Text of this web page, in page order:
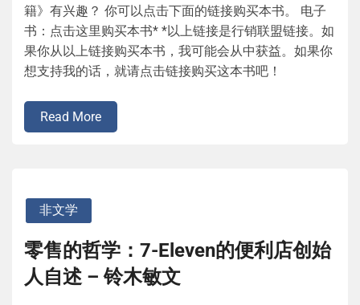
籍》有兴趣？ 你可以点击下面的链接购买本书。 电子
书：点击这里购买本书* *以上链接是行销联盟链接。如
果你从以上链接购买本书，我可能会从中获益。如果你
想支持我的话，就请点击链接购买这本书吧！
Read More
非文学
零售的哲学：7-Eleven的便利店创始
人自述 – 铃木敏文